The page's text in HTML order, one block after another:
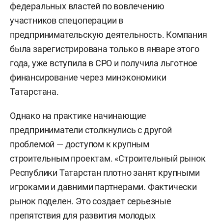
федеральных властей по вовлечению
участников спецоперации в
предпринимательскую деятельность. Компания
была зарегистрирована только в январе этого
года, уже вступила в СРО и получила льготное
финансирование через минэкономики
Татарстана.
Однако на практике начинающие
предприниматели столкнулись с другой
проблемой — доступом к крупным
строительным проектам. «Строительный рынок
Республики Татарстан плотно занят крупными
игроками и давними партнерами. Фактически
рынок поделен. Это создает серьезные
препятствия для развития молодых